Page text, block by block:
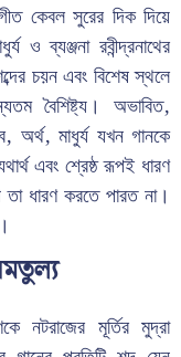
কেবল সুরের দিক দিয়ে
ও ব্যঞ্জনা রবীন্দ্রনাথের
চয়ন এবং বিশেষ স্থলে
বৈশিষ্ট্য। অভাবিত,
অর্থ, মাধুর্য যখন গানকে
এবং শ্রেষ্ঠ রূপই ধারণ
ধারণ করতে পারত না।
নটরাজের মূর্তির মুদ্রা